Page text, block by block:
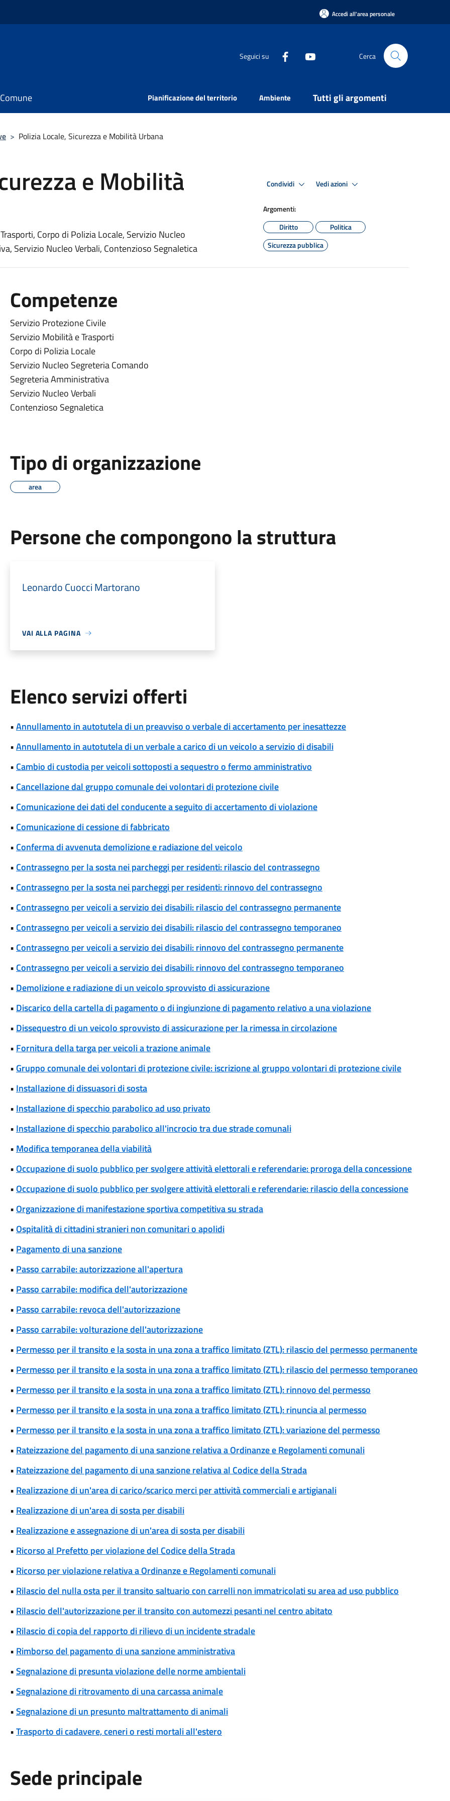
Accedi all'area personale
Seguici su Cerca
Pianificazione del territorio Ambiente Tutti gli argomenti
> Polizia Locale, Sicurezza e Mobilità Urbana
e Mobilità
Corpo di Polizia Locale, Servizio Nucleo
Servizio Nucleo Verbali, Contenzioso Segnaletica
Condividi Vedi azioni
Argomenti:
Diritto
Politica
Sicurezza pubblica
Competenze
Servizio Protezione Civile
Servizio Mobilità e Trasporti
Corpo di Polizia Locale
Servizio Nucleo Segreteria Comando
Segreteria Amministrativa
Servizio Nucleo Verbali
Contenzioso Segnaletica
Tipo di organizzazione
area
Persone che compongono la struttura
Leonardo Cuocci Martorano
VAI ALLA PAGINA
Elenco servizi offerti
•Annullamento in autotutela di un preavviso o verbale di accertamento per inesattezze
•Annullamento in autotutela di un verbale a carico di un veicolo a servizio di disabili
• Cambio di custodia per veicoli sottoposti a sequestro o fermo amministrativo
• Cancellazione dal gruppo comunale dei volontari di protezione civile
• Comunicazione dei dati del conducente a seguito di accertamento di violazione
• Comunicazione di cessione di fabbricato
• Conferma di avvenuta demolizione e radiazione del veicolo
• Contrassegno per la sosta nei parcheggi per residenti: rilascio del contrassegno
• Contrassegno per la sosta nei parcheggi per residenti: rinnovo del contrassegno
• Contrassegno per veicoli a servizio dei disabili: rilascio del contrassegno permanente
• Contrassegno per veicoli a servizio dei disabili: rilascio del contrassegno temporaneo
• Contrassegno per veicoli a servizio dei disabili: rinnovo del contrassegno permanente
• Contrassegno per veicoli a servizio dei disabili: rinnovo del contrassegno temporaneo
• Demolizione e radiazione di un veicolo sprovvisto di assicurazione
• Discarico della cartella di pagamento o di ingiunzione di pagamento relativo a una violazione
• Dissequestro di un veicolo sprovvisto di assicurazione per la rimessa in circolazione
• Fornitura della targa per veicoli a trazione animale
• Gruppo comunale dei volontari di protezione civile: iscrizione al gruppo volontari di protezione civile
• Installazione di dissuasori di sosta
• Installazione di specchio parabolico ad uso privato
• Installazione di specchio parabolico all'incrocio tra due strade comunali
• Modifica temporanea della viabilità
•Occupazione di suolo pubblico per svolgere attività elettorali e referendarie: proroga della concessione
•Occupazione di suolo pubblico per svolgere attività elettorali e referendarie: rilascio della concessione
•Organizzazione di manifestazione sportiva competitiva su strada
•Ospitalità di cittadini stranieri non comunitari o apolidi
• Pagamento di una sanzione
• Passo carrabile: autorizzazione all'apertura
• Passo carrabile: modifica dell'autorizzazione
• Passo carrabile: revoca dell'autorizzazione
• Passo carrabile: volturazione dell'autorizzazione
• Permesso per il transito e la sosta in una zona a traffico limitato (ZTL): rilascio del permesso permanente
• Permesso per il transito e la sosta in una zona a traffico limitato (ZTL): rilascio del permesso temporaneo
• Permesso per il transito e la sosta in una zona a traffico limitato (ZTL): rinnovo del permesso
• Permesso per il transito e la sosta in una zona a traffico limitato (ZTL): rinuncia al permesso
• Permesso per il transito e la sosta in una zona a traffico limitato (ZTL): variazione del permesso
• Rateizzazione del pagamento di una sanzione relativa a Ordinanze e Regolamenti comunali
• Rateizzazione del pagamento di una sanzione relativa al Codice della Strada
• Realizzazione di un'area di carico/scarico merci per attività commerciali e artigianali
• Realizzazione di un'area di sosta per disabili
• Realizzazione e assegnazione di un'area di sosta per disabili
• Ricorso al Prefetto per violazione del Codice della Strada
• Ricorso per violazione relativa a Ordinanze e Regolamenti comunali
• Rilascio del nulla osta per il transito saltuario con carrelli non immatricolati su area ad uso pubblico
• Rilascio dell'autorizzazione per il transito con automezzi pesanti nel centro abitato
• Rilascio di copia del rapporto di rilievo di un incidente stradale
• Rimborso del pagamento di una sanzione amministrativa
•Segnalazione di presunta violazione delle norme ambientali
•Segnalazione di ritrovamento di una carcassa animale
•Segnalazione di un presunto maltrattamento di animali
•Trasporto di cadavere, ceneri o resti mortali all'estero
Sede principale